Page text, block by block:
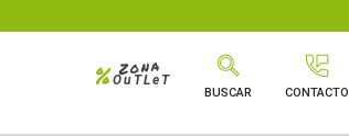
Zona
%OuTLeT
BUSCAR CONTACTO